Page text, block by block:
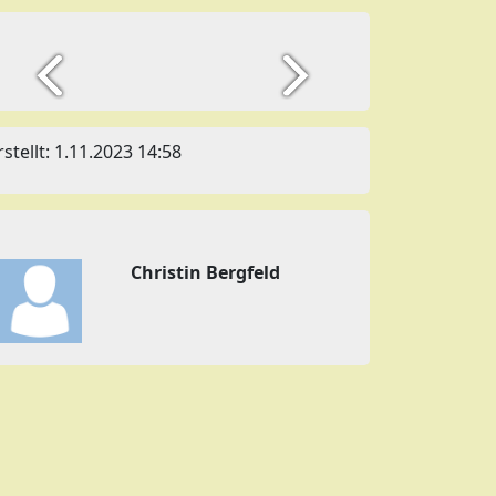
1.11.2023 14:58
Christin Bergfeld